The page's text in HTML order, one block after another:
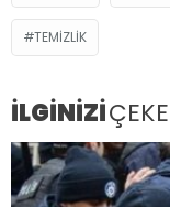
TEMIZLIK
İLGİNİZİ